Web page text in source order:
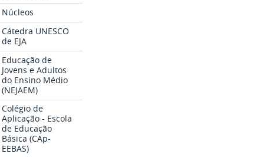
Núcleos
Cátedra UNESCO
de EJA
Educação de
Jovens e Adultos
do Ensino Médio
(NEJAEM)
Colégio de
Aplicação - Escola
de Educação
Básica (CAp-
EEBAS)